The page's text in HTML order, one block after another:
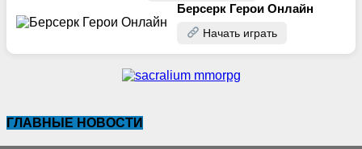
Берсерк Герои Онлайн
Начать играть
ГЛАВНЫЕ НОВОСТИ